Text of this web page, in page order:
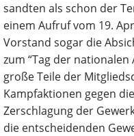
sandten als schon der
einem Aufruf vom 19.
Vorstand sogar die
zum “Tag der
große Teile der
Kampfaktionen gegen
Zerschlagung der
die entscheidenden